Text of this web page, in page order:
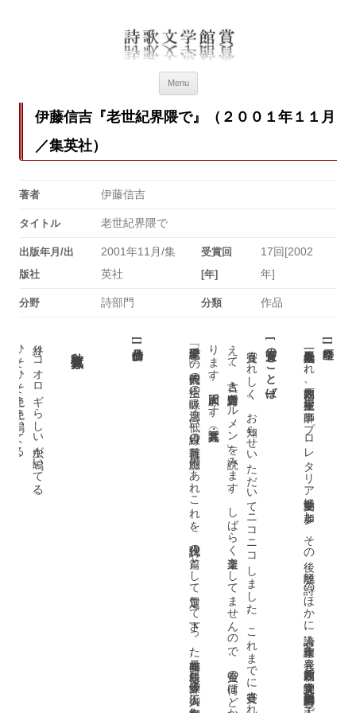
詩歌文学館賞
Menu
伊藤信吉『老世紀界隈で』（２００１年１１月
／集英社）
著者 伊藤信吉
タイトル 老世紀界隈で
出版年月/出
版社
2001年11月/集
英社
受賞回
[年]
17回[2002
年]
分野 詩部門 分類 作品
[
]
一九〇六年十一月三十日群馬生まれ。萩原朔太郎、室生犀星に師事。プロレタリア文学運動に参加し、その後、離脱。詩のほかに詩人論、作家論を発表。『萩原朔太郎』で読売文学賞。詩集『望郷蠻歌・風や天』で芸術選奨文部大臣賞。『監獄裏の詩人たち』で読売文学賞。『伊藤信吉著作集』（全七巻）刊行中。群馬県立土屋文明記念文学館館長。
[
受賞のことば
]
。（写真・笠井武）
「老世紀界隈で」の旧時代人の生活の呼吸、溜息、低い目線の蕪雑言、愚痴のあれこれを、現代詩の一篇として選定して下さった安藤元雄、飯島耕一、井坂洋子の御三人に御礼申します。
[
]
終りコオロギらしい虫が鳴いてる。
ひそひそ絶え絶え鳴いてる。